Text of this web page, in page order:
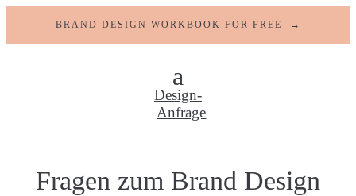
BRAND DESIGN WORKBOOK FOR FREE →
Design-
Anfrage
Fragen zum Brand Design